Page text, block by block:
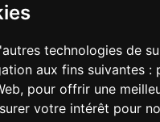
technologies de
aux fins suivantes :
, pour offrir une
votre intérêt pour